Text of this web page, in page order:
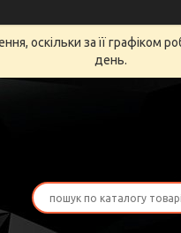
оскільки за її графіком
день.